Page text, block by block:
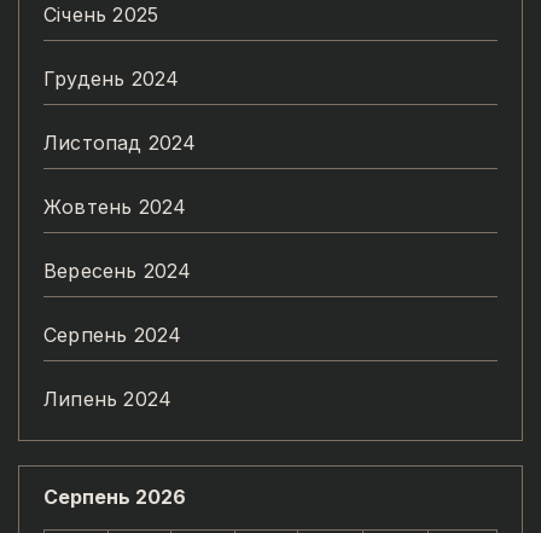
Січень 2025
Грудень 2024
Листопад 2024
Жовтень 2024
Вересень 2024
Серпень 2024
Липень 2024
Серпень 2026